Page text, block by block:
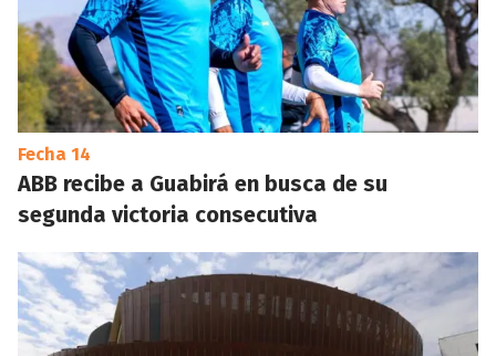
Fecha 14
ABB recibe a Guabirá en busca de su
segunda victoria consecutiva